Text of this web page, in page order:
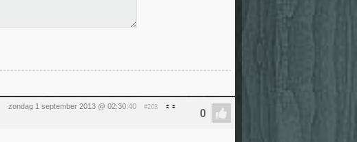
zondag 1 september 2013 @ 02:30:40 #203